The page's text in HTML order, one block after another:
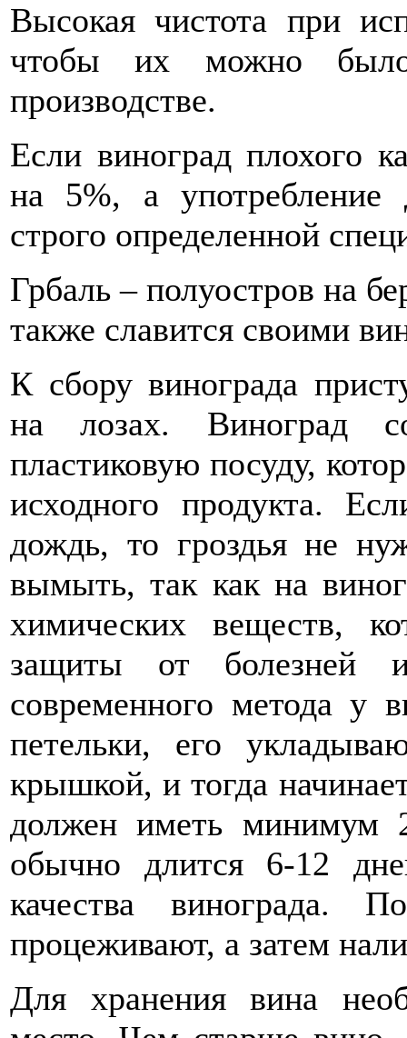
Высокая чистота при
чтобы их можно
производстве.
Если виноград плохого
на 5%, а употребление
строго определенной
Грбаль – полуостров на
также славится своими
К сбору винограда
на лозах. Виноград
пластиковую посуду,
исходного продукта.
дождь, то гроздья не
вымыть, так как на
химических веществ,
защиты от болезней
современного метода у
петельки, его
крышкой, и тогда
должен иметь минимум
обычно длится 6-12
качества винограда.
процеживают, а затем
Для хранения вина